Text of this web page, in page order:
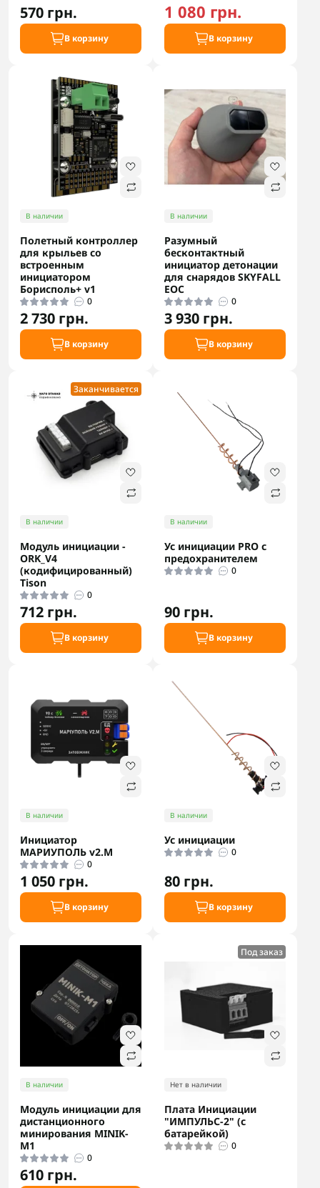
570 грн.
В корзину
1 080 грн.
В корзину
В наличии
Полетный контроллер
для крыльев со
встроенным
инициатором
Борисполь+ v1
0
2 730 грн.
В корзину
В наличии
Разумный
бесконтактный
инициатор детонации
для снарядов SKYFALL
EOC
0
3 930 грн.
В корзину
Заканчивается
В наличии
Модуль инициации -
ORK_V4
(кодифицированный)
Tison
0
712 грн.
В корзину
В наличии
Ус инициации PRO с
предохранителем
0
90 грн.
В корзину
В наличии
Инициатор
МАРИУПОЛЬ v2.M
0
1 050 грн.
В корзину
В наличии
Ус инициации
0
80 грн.
В корзину
В наличии
Модуль инициации для
дистанционного
минирования MINIK-
M1
0
610 грн.
Под заказ
Нет в наличии
Плата Инициации
"ИМПУЛЬС-2" (с
батарейкой)
0